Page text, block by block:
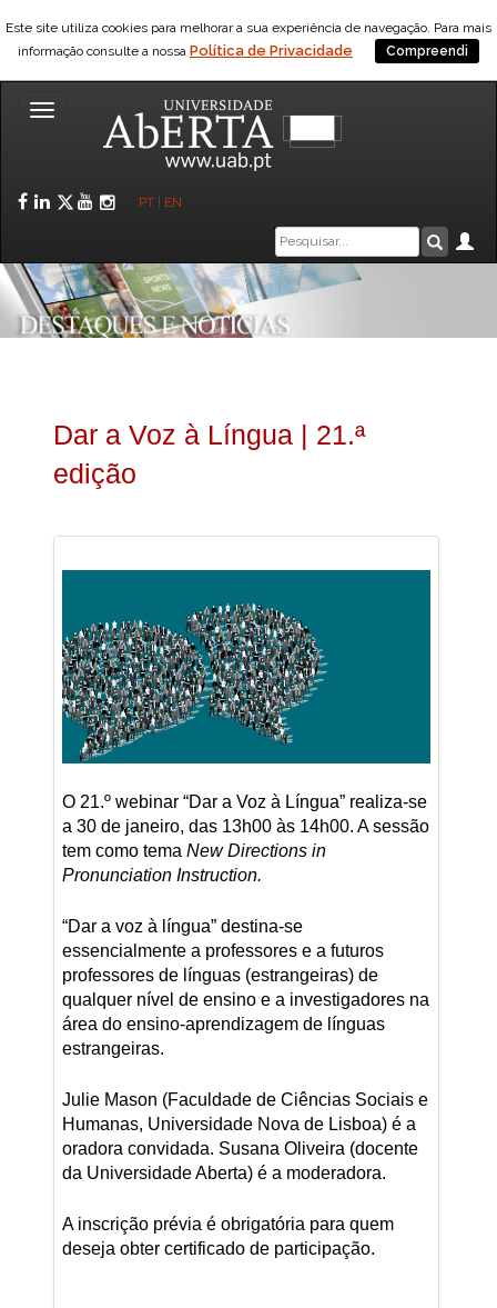
Este site utiliza cookies para melhorar a sua experiência de navegação. Para mais
informação consulte a nossa Política de Privacidade Compreendi
Toggle
Facebook
LinkedIn
Twitter
YouTube
Instagram
PT EN
Caixa
de
pesquisa
Dar a Voz à Língua | 21.ª
edição
O 21.º webinar “Dar a Voz à Língua” realiza-se
a 30 de janeiro, das 13h00 às 14h00. A sessão
tem como tema New Directions in
Pronunciation Instruction.
“Dar a voz à língua” destina-se
essencialmente a professores e a futuros
professores de línguas (estrangeiras) de
qualquer nível de ensino e a investigadores na
área do ensino-aprendizagem de línguas
estrangeiras.
Julie Mason (Faculdade de Ciências Sociais e
Humanas, Universidade Nova de Lisboa) é a
oradora convidada. Susana Oliveira (docente
da Universidade Aberta) é a moderadora.
A inscrição prévia é obrigatória para quem
deseja obter certificado de participação.